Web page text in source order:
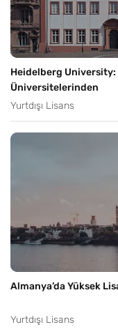
Heidelberg University:
Üniversitelerinden
Yurtdışı Lisans
Almanya’da Yüksek
Yurtdışı Lisans